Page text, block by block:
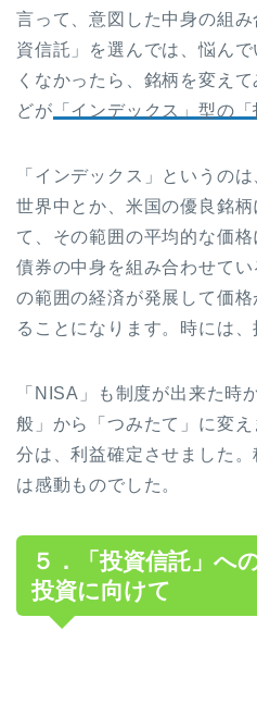
言って、意図した中身の組
資信託」を選んでは、悩ん
くなかったら、銘柄を変え
どが 「インデックス」型の「
「インデックス」というの
世界中とか、米国の優良銘
て、その範囲の平均的な価
債券の中身を組み合わせて
の範囲の経済が発展して価
ることになります。時には、
「NISA」も制度が出来た時
般」から「つみたて」に変
分は、利益確定させました
は感動ものでした。
５．「投資信託」へ
投資に向けて